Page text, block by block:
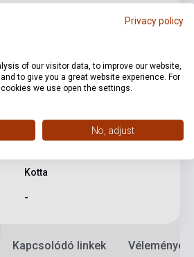
194
DOVER PUBLICATIONS
Kotta
-
Kapcsolódó linkek Vélemények
Privacy policy
of our visitor data, to improve our website,
to give you a great website experience. For
we use open the settings.
No, adjust